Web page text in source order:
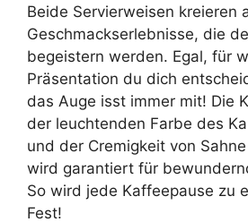
Beide Servierweisen kreieren
Geschmackserlebnisse, die
begeistern werden. Egal, für
Präsentation du dich
das Auge isst immer mit! Die
der leuchtenden Farbe des
und der Cremigkeit von
wird garantiert für
So wird jede Kaffeepause zu
Fest!